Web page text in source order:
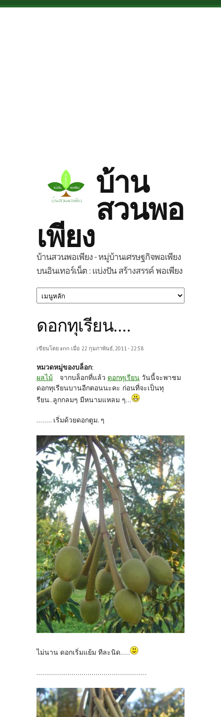
Skip to main content
บ้าน
สวนพอ
เพียง
บ้านสวนพอเพียง - หมู่บ้านเศรษฐกิจพอเพียง
บนอินเทอร์เน็ต : แบ่งปัน สร้างสรรค์ พอเพียง
ดอกทุเรียน....
เขียนโดย ann เมื่อ 22 กุมภาพันธ์, 2011 - 22:58
หมวดหมู่ของบล็อก:
ผลไม้
จากบล็อกที่แล้ว ดอกทุเรียน วันนี้จะพาชม
ดอกทุเรียนบานอีกตอนนะคะ ก่อนที่จะเป็นทุ
รียน..ลูกกลมๆ มีหนามแหลม ๆ...
........ เริ่มด้วยดอกตูม. ๆ
ไม่นาน ดอกเริ่มแย้ม ทีละนิด.....
........................................................